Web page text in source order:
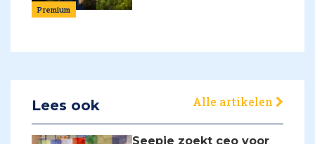
Premium
Lees ook Alle artikelen
Seepje zoekt ceo voor